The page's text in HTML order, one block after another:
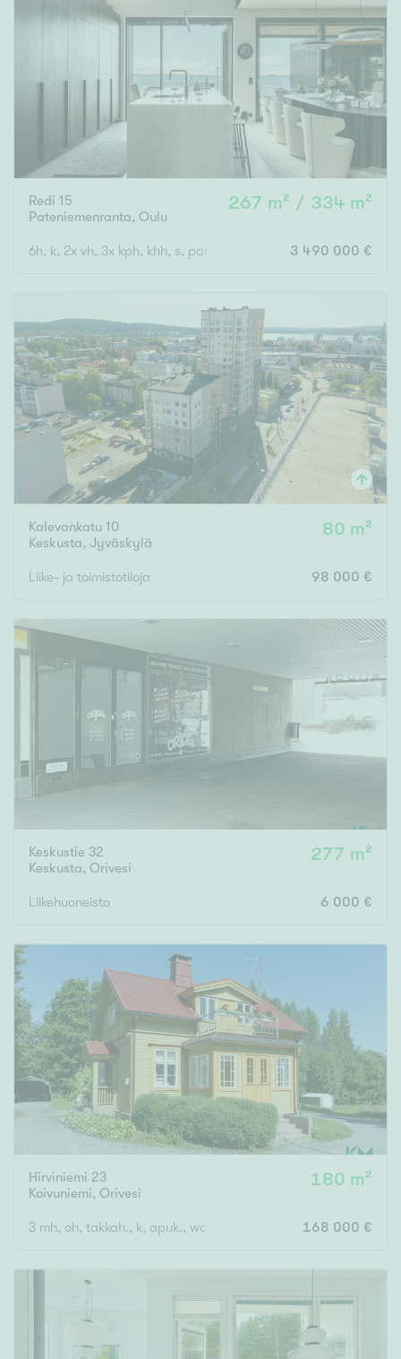
Redi 15
Pateniemenranta, Oulu
267 m² / 334 m²
6h, k, 2x vh, 3x kph, khh, s, parveke, terassi + ulkosauna
3 490 000 €
Kalevankatu 10
Keskusta, Jyväskylä
80 m²
Liike- ja toimistotiloja 98 000 €
Keskustie 32
Keskusta, Orivesi
277 m²
Liikehuoneisto 6 000 €
Hirviniemi 23
Koivuniemi, Orivesi
180 m²
3 mh, oh, takkah., k, apuk., wc, kph, s, eteinen x 2, kuisti
168 000 €